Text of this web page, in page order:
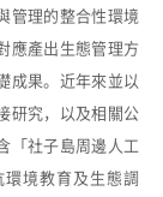
管理的整合性環境
應產出生態管理方
成果。近年來並以
研究，以及相關公
「社子島周邊人工
境教育及生態調